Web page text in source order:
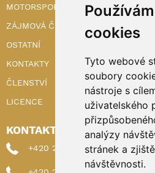
cookies
Tyto webové
soubory
nástroje s
uživatelského
analýzy
stránek a
návštěvnosti.
MOTORSPORT
ZÁJMOVÁ ČINNOST
OSTATNÍ
KONTAKTY
ČLENSTVÍ
LICENCE
KONTAKTY
+420 222 898 224